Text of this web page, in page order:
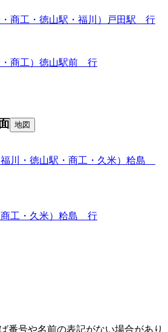
商工・徳山駅・福川）戸田駅 行
・商工）徳山駅前 行
地図
福川・徳山駅・商工・久米）粭島
商工・久米）粭島 行
番号や名前の表記がない場合があり